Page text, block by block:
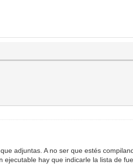
adjuntas. A no ser que estés
hay que indicarle la lista de